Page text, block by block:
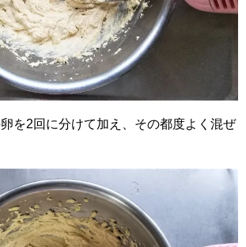
を2回に分けて加え、その都度よく混ぜ